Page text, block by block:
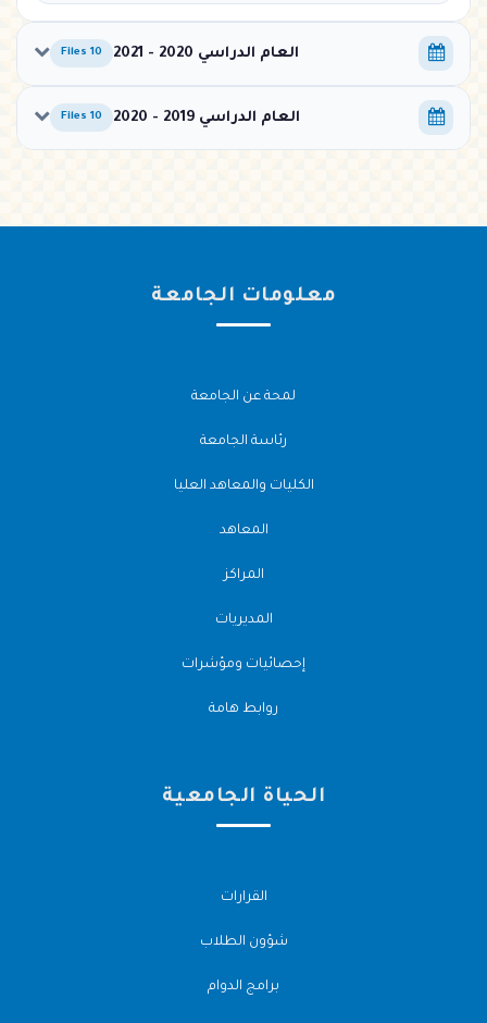
العام الدراسي 2020 - 2021 10 Files
العام الدراسي 2019 - 2020 10 Files
معلومات الجامعة
لمحة عن الجامعة
رئاسة الجامعة
الكليات والمعاهد العليا
المعاهد
المراكز
المديريات
إحصائيات ومؤشرات
روابط هامة
الحياة الجامعية
القرارات
شؤون الطلاب
برامج الدوام